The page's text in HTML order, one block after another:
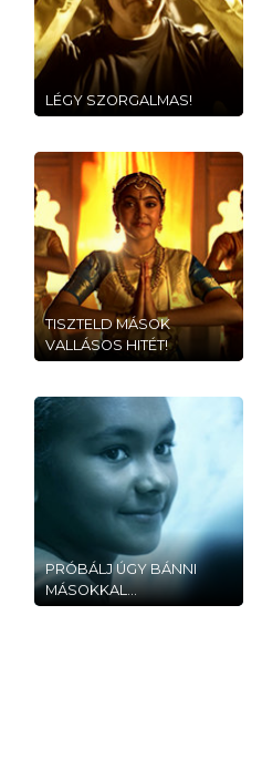
LÉGY SZORGALMAS!
TISZTELD MÁSOK
VALLÁSOS HITÉT!
PRÓBÁLJ ÚGY BÁNNI
MÁSOKKAL...